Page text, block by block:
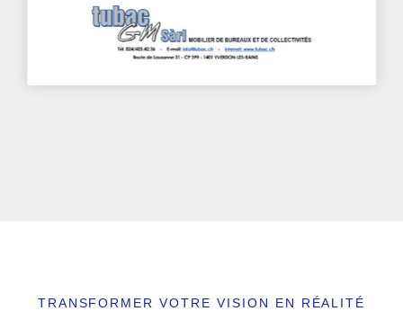
TRANSFORMER VOTRE VISION EN RÉALITÉ